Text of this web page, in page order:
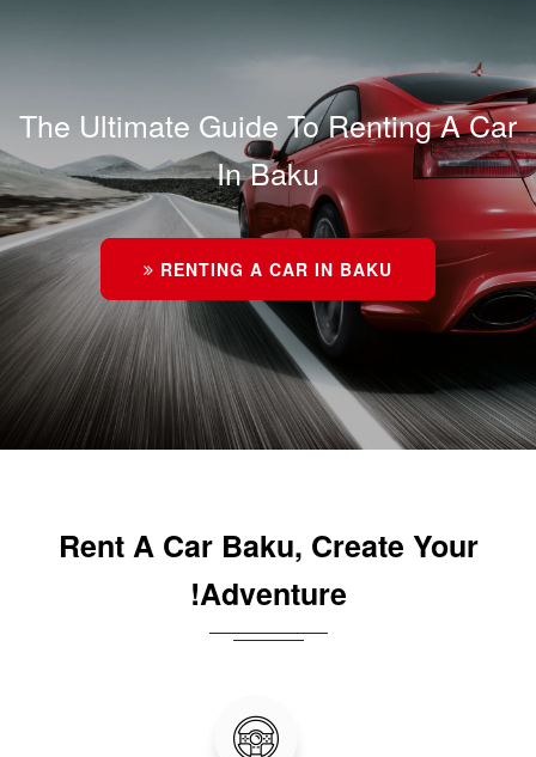
The Ultimate Guide To Renting A Car
In Baku
RENTING A CAR IN BAKU
Rent A Car Baku, Create Your
Adventure!